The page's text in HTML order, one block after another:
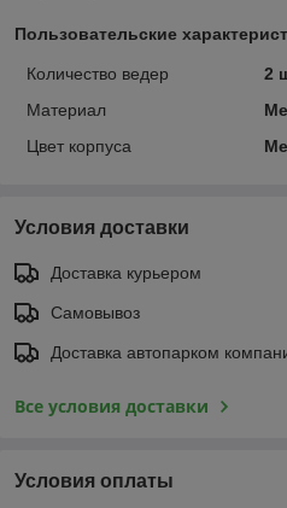
Пользовательские
Количество ведер
2
Материал
Цвет корпуса
Условия доставки
Доставка курьером
Самовывоз
Доставка автопарком
Все условия доставки
Условия оплаты